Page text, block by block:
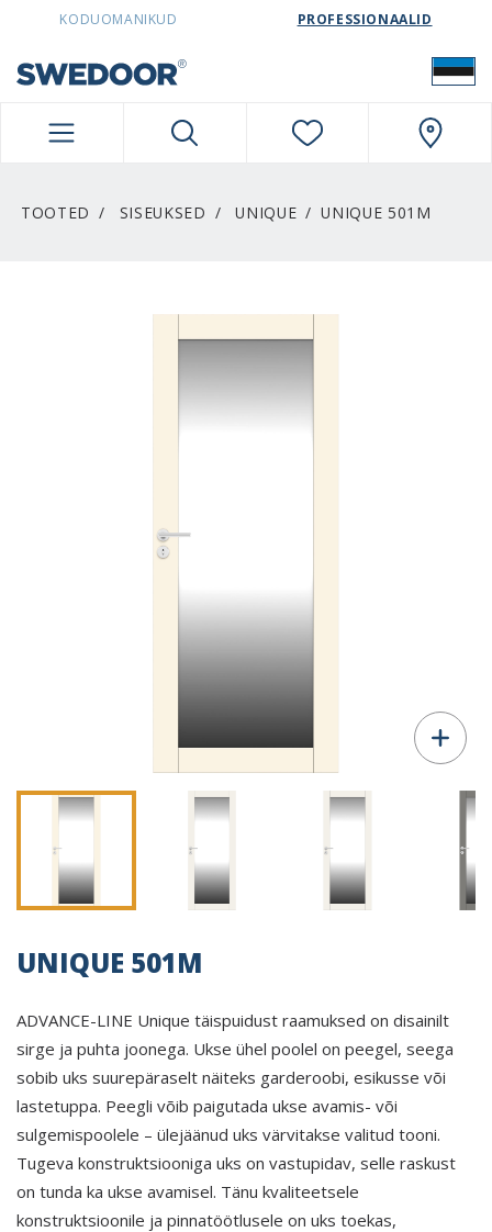
SWEDOORESTONIA NAVIGATION
KODUOMANIKUD PROFESSIONAALID
TOOTED SISEUKSED UNIQUE UNIQUE 501M
UNIQUE 501M
ADVANCE-LINE Unique täispuidust raamuksed on disainilt
sirge ja puhta joonega. Ukse ühel poolel on peegel, seega
sobib uks suurepäraselt näiteks garderoobi, esikusse või
lastetuppa. Peegli võib paigutada ukse avamis- või
sulgemispoolele – ülejäänud uks värvitakse valitud tooni.
Tugeva konstruktsiooniga uks on vastupidav, selle raskust
on tunda ka ukse avamisel. Tänu kvaliteetsele
konstruktsioonile ja pinnatöötlusele on uks toekas,